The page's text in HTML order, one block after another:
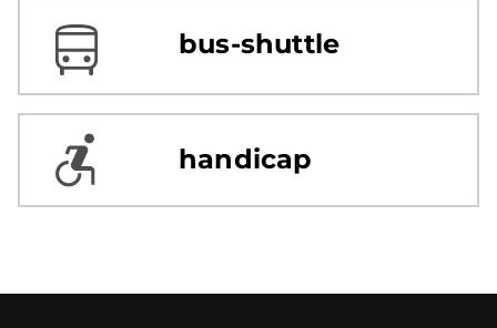
bus-shuttle
handicap